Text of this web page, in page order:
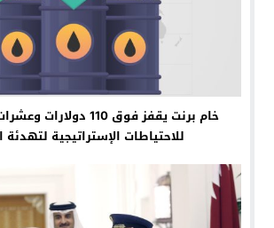
خام برنت يقفز فوق 110
للاحتياطات الإستراتيجية